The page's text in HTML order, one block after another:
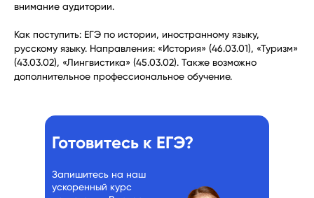
внимание аудитории.
Как поступить: ЕГЭ по истории, иностранному языку,
русскому языку. Направления: «История» (46.03.01), «Туризм»
(43.03.02), «Лингвистика» (45.03.02). Также возможно
дополнительное профессиональное обучение.
Готовитесь к ЕГЭ?
Запишитесь на наш
ускоренный курс